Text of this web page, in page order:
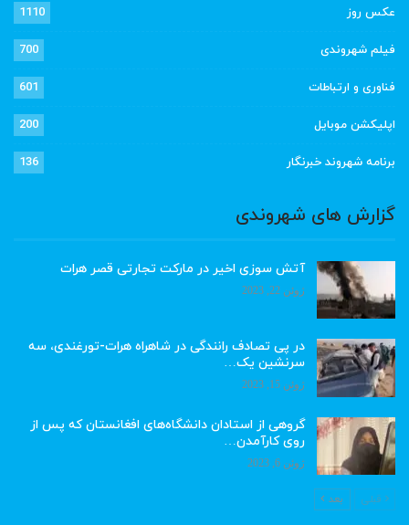
عکس روز 1110
فیلم شهروندی 700
فناوری و ارتباطات 601
اپلیکشن موبایل 200
برنامه شهروند خبرنگار 136
گزارش های شهروندی
آتش سوزی اخیر در مارکت تجارتی قصر هرات
ژوئن 22, 2023
در پی تصادف رانندگی در شاهراه هرات-تورغندی، سه
سرنشین یک…
ژوئن 15, 2023
گروهی از استادان دانشگاه‌های افغانستان که پس از
روی کارآمدن…
ژوئن 6, 2023
قبلی بعد